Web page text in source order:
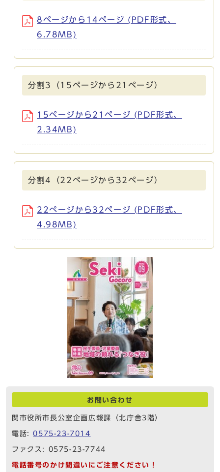
8ページから14ページ (PDF形式、
6.78MB)
分割3（15ページから21ページ）
15ページから21ページ (PDF形式、
2.34MB)
分割4（22ぺージから32ページ）
22ぺージから32ページ (PDF形式、
4.98MB)
お問い合わせ
関市役所市長公室企画広報課（北庁舎3階）
電話:0575-23-7014
ファクス: 0575-23-7744
電話番号のかけ間違いにご注意ください！